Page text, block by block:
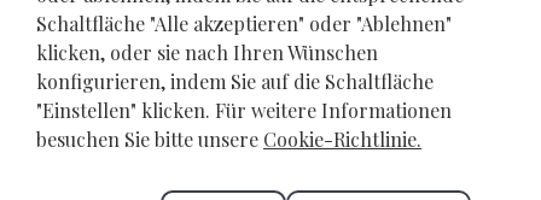
Sehenswürdigkeiten auf Kreta:
die 20 wichtigsten Orte
KRETA,UNKATEGORISIERT
MAI 10, 2024
Schaltfläche "Alle akzeptieren" oder "Ablehnen"
klicken, oder sie nach Ihren Wünschen
konfigurieren, indem Sie auf die Schaltfläche
"Einstellen" klicken. Für weitere Informationen
besuchen Sie bitte unsere Cookie-Richtlinie.